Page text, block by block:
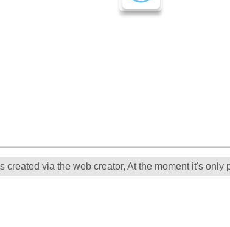
created via the web creator, At the moment it's only